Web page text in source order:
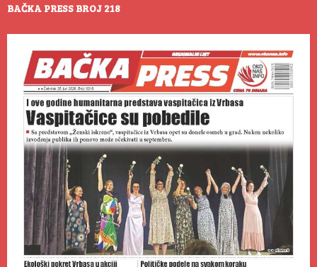
BAČKA PRESS BROJ 218